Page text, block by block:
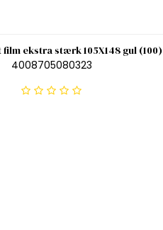
ekstra stærk 105X148 gul (100)
4008705080323